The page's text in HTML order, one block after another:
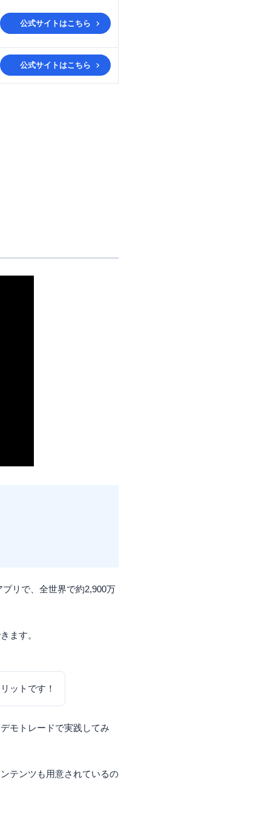
公式サイトはこちら
公式サイトはこちら
リで、全世界で約2,900万
ます。
ットです！
モトレードで実践してみ
テンツも用意されているの